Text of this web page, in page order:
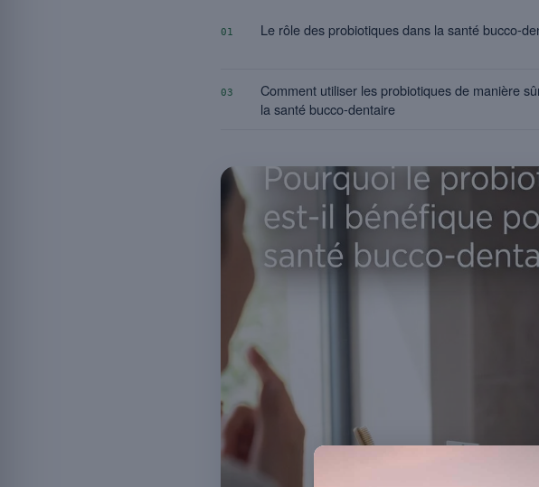
01 Le rôle des probiotiques dans la santé bucco-
03
Comment utiliser les probiotiques de manière
la santé bucco-dentaire